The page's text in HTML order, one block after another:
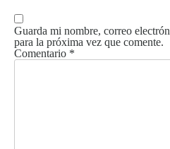
Guarda mi nombre, correo
para la próxima vez que comente.
Comentario *